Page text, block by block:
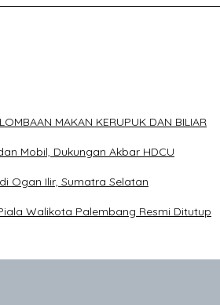
MAKAN KERUPUK DAN BILIAR
Mobil, Dukungan Akbar HDCU
Ogan Ilir, Sumatra Selatan
Walikota Palembang Resmi Ditutup